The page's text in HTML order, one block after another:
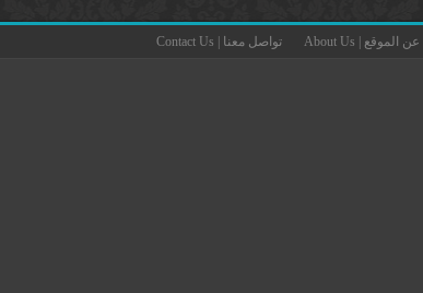
عن الموقع | About Us تواصل معنا | Contact Us